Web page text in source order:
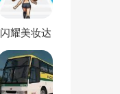
闪耀美妆达